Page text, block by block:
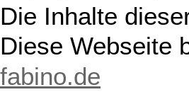
Die Inhalte
Diese Webseite
fabino.de